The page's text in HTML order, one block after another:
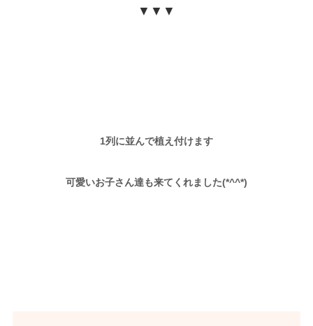
▼▼▼
1列に並んで植え付けます
可愛いお子さん達も来てくれました(*^^*)